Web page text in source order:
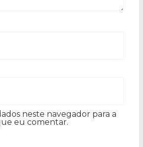
neste navegador para a
eu comentar.